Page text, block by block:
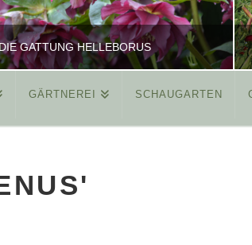
DIE GATTUNG HELLEBORUS
REINHARD
MÄRZ 26, 2015
GÄRTNEREI SCHAUGARTEN